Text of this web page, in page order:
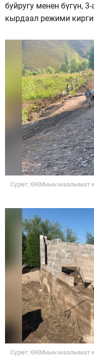
буйругу менен бүгүн,
кырдаал режими
Сүрөт: ӨКМнын маалымат
Сүрөт: ӨКМнын маалымат